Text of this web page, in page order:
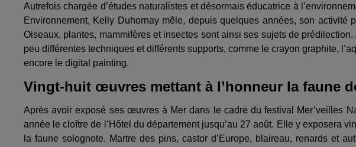
Autrefois chargée d’études naturalistes et désormais éducatrice à
Environnement, Kelly Duhornay mêle, depuis quelques années, son activité
Oiseaux, plantes, mammifères et insectes sont ainsi ses sujets de
peu différentes techniques et différents supports, comme le crayon graphite,
encore le digital painting.
Vingt-huit œuvres mettant à l’honneur la faune
Après avoir exposé ses œuvres à Mer dans le cadre du festival Mer’veilles
année le cloître de l’Hôtel du département jusqu’au 27 août. Elle y exposera
la faune solognote. Martre des pins, castor d’Europe, blaireau, renards et